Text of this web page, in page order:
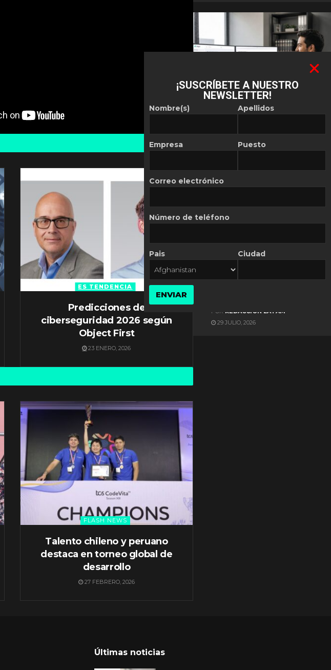
ES TENDENCIA
Predicciones de
ciberseguridad 2026 según
Object First
23 ENERO, 2026
FLASH NEWS
Talento chileno y peruano
destaca en torneo global de
desarrollo
27 FEBRERO, 2026
ES NOTICIA
Automatización de las
REDACCIÓN LATAM
ES NOTICIA
POR REDACCIÓN LATAM
29 JULIO, 2026
Últimas noticias
¡SUSCRÍBETE A NUESTRO
NEWSLETTER!
Nombre(s)
Empresa
Apellidos
Puesto
Correo electrónico
Número de teléfono
Pais Ciudad
ENVIAR